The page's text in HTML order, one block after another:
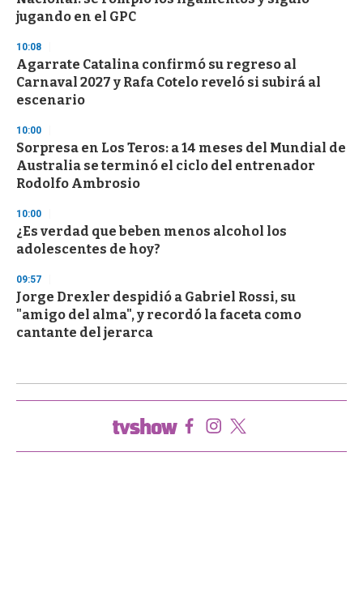
jugando en el GPC
10:08
Agarrate Catalina confirmó su regreso al
Carnaval 2027 y Rafa Cotelo reveló si subirá al
escenario
10:00
Sorpresa en Los Teros: a 14 meses del Mundial de
Australia se terminó el ciclo del entrenador
Rodolfo Ambrosio
10:00
¿Es verdad que beben menos alcohol los
adolescentes de hoy?
09:57
Jorge Drexler despidió a Gabriel Rossi, su
"amigo del alma", y recordó la faceta como
cantante del jerarca